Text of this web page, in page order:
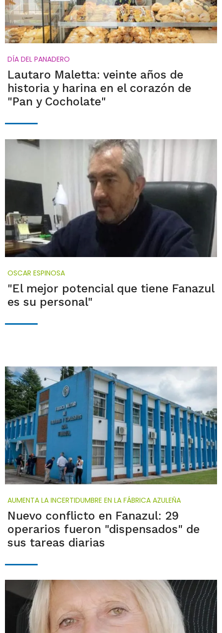
DÍA DEL PANADERO
Lautaro Maletta: veinte años de
historia y harina en el corazón de
"Pan y Cocholate"
OSCAR ESPINOSA
"El mejor potencial que tiene Fanazul
es su personal"
AUMENTA LA INCERTIDUMBRE EN LA FÁBRICA AZULEÑA
Nuevo conflicto en Fanazul: 29
operarios fueron "dispensados" de
sus tareas diarias